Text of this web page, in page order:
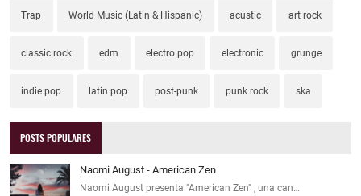
Trap World Music (Latin & Hispanic) acustic art rock
classic rock edm electro pop electronic grunge
indie pop latin pop post-punk punk rock ska
POSTS POPULARES
Naomi August - American Zen
Naomi August presenta "American Zen" , una can…